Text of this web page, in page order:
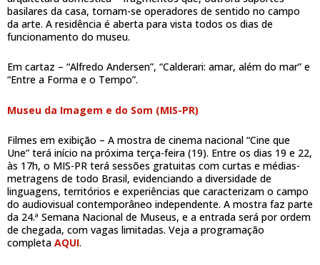
basilares da casa, tornam-se operadores de sentido no campo
da arte. A residência é aberta para vista todos os dias de
funcionamento do museu.
Em cartaz – “Alfredo Andersen”, “Calderari: amar, além do mar” e
“Entre a Forma e o Tempo”.
Museu da Imagem e do Som (MIS-PR)
Filmes em exibição – A mostra de cinema nacional “Cine que
Une” terá início na próxima terça-feira (19). Entre os dias 19 e 22,
às 17h, o MIS-PR terá sessões gratuitas com curtas e médias-
metragens de todo Brasil, evidenciando a diversidade de
linguagens, territórios e experiências que caracterizam o campo
do audiovisual contemporâneo independente. A mostra faz parte
da 24.ª Semana Nacional de Museus, e a entrada será por ordem
de chegada, com vagas limitadas. Veja a programação
completa AQUI.